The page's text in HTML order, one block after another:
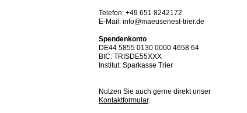
Telefon: +49 651 8242172
E-Mail: info@maeusenest-trier.de
Spendenkonto
DE44 5855 0130 0000 4658 64
BIC: TRISDE55XXX
Institut: Sparkasse Trier
Nutzen Sie auch gerne direkt unser
Kontaktformular.